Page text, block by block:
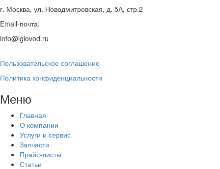
г. Москва, ул. Новодмитровская, д. 5А, стр.2
Email-почта:
info@iglovod.ru
Пользовательское соглашение
Политика конфиденциальности
Меню
Главная
О компании
Услуги и сервис
Запчасти
Прайс-листы
Статьи